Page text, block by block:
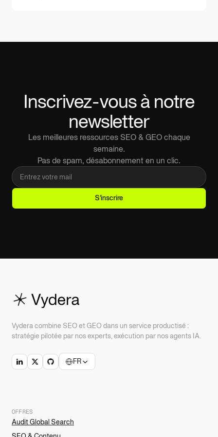
Inscrivez-vous à notre
newsletter
Les meilleures ressources SEO & GEO chaque
semaine.
Pas de spam, désabonnement en un clic.
Vydera combine SEO et GEO dans un service productisé :
stratégie pilotée par nos experts, exécution par nos agents IA.
FR
OFFRES
Audit Global Search